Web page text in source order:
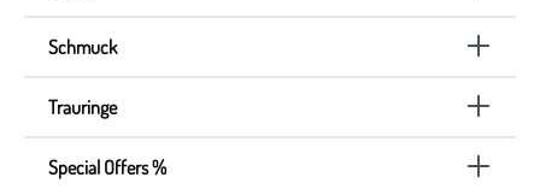
Schmuck
Trauringe
Special Offers %